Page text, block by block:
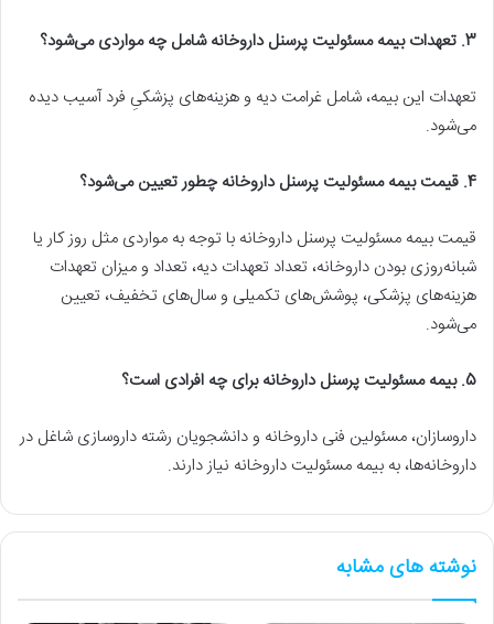
3. تعهدات بیمه مسئولیت پرسنل داروخانه شامل چه مواردی می‌شود؟
تعهدات این بیمه، شامل غرامت دیه و هزینه‌های پزشکیِ فرد آسیب دیده
می‌شود.
4. قیمت بیمه مسئولیت پرسنل داروخانه چطور تعیین می‌شود؟
قیمت بیمه مسئولیت پرسنل داروخانه با توجه به مواردی مثل روز کار یا
شبانه‌روزی بودن داروخانه، تعداد تعهدات دیه، تعداد و میزان تعهدات
هزینه‌های پزشکی، پوشش‌های تکمیلی و سال‌های تخفیف، تعیین
می‌شود.
5. بیمه مسئولیت پرسنل داروخانه برای چه افرادی است؟
داروسازان، مسئولین فنی داروخانه و دانشجویان رشته داروسازی شاغل در
داروخانه‌ها، به بیمه مسئولیت داروخانه نیاز دارند.
نوشته های مشابه